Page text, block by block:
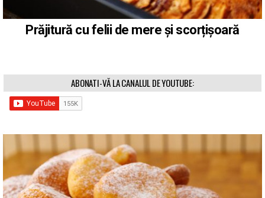
Prăjitură cu felii de mere și scorțișoară
ABONATI-VĂ LA CANALUL DE YOUTUBE: